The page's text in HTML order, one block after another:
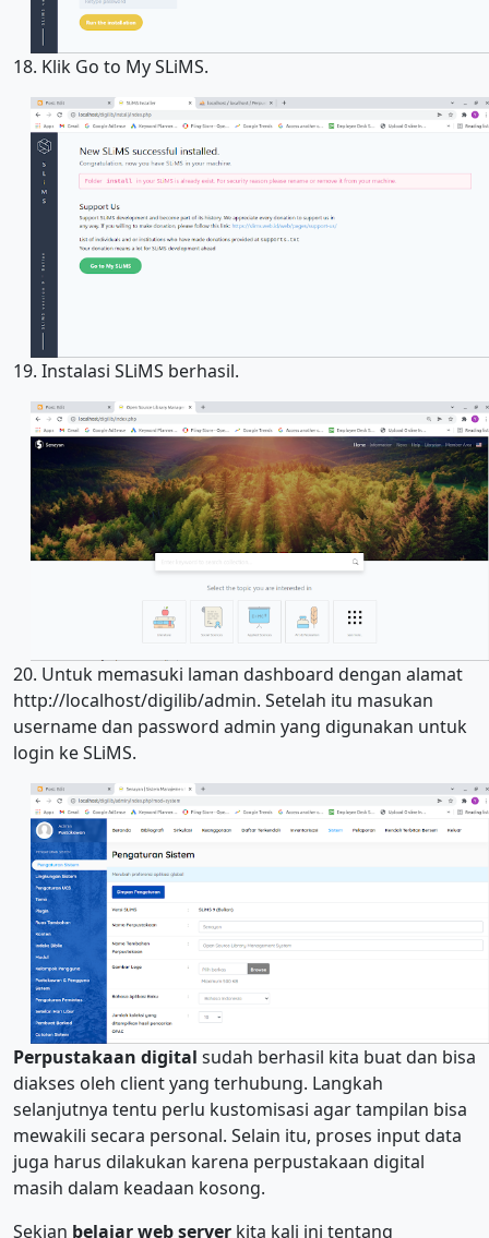
18. Klik Go to My SLiMS.
19. Instalasi SLiMS berhasil.
20. Untuk memasuki laman dashboard dengan alamat
http://localhost/digilib/admin. Setelah itu masukan
username dan password admin yang digunakan untuk
login ke SLiMS.
Perpustakaan digital sudah berhasil kita buat dan bisa
diakses oleh client yang terhubung. Langkah
selanjutnya tentu perlu kustomisasi agar tampilan bisa
mewakili secara personal. Selain itu, proses input data
juga harus dilakukan karena perpustakaan digital
masih dalam keadaan kosong.
Sekian belajar web server kita kali ini tentang